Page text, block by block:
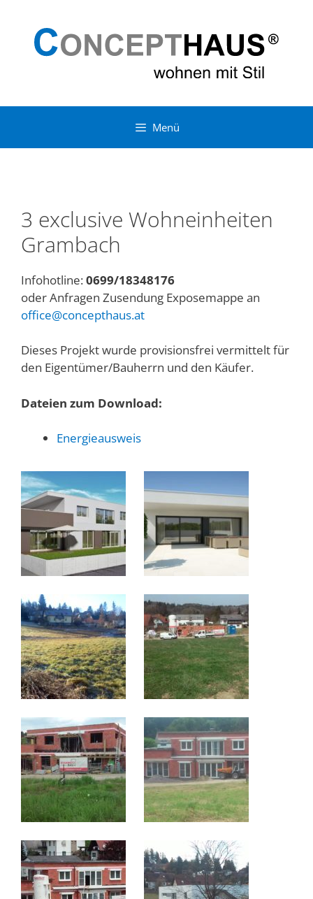
springen
springen
Menü
3 exclusive Wohneinheiten
Grambach
Infohotline:0699/18348176
oder Anfragen Zusendung Exposemappe an
office@concepthaus.at
Dieses Projekt wurde provisionsfrei vermittelt für
den Eigentümer/Bauherrn und den Käufer.
Dateien zum Download:
Energieausweis